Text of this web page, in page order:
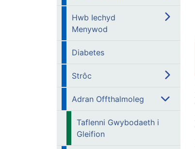
Hwb Iechyd
Menywod
Diabetes
Strôc
Adran Offthalmoleg
Taflenni Gwybodaeth i
Gleifion